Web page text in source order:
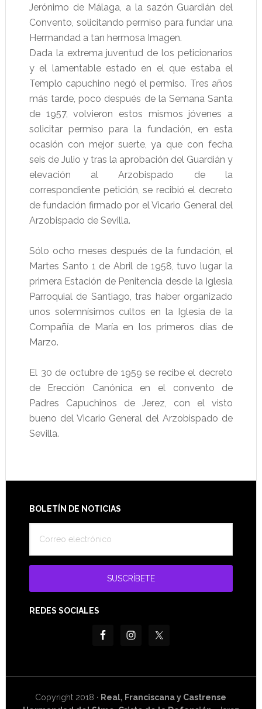
Jerónimo de Málaga, a la sazón Guardián del
Convento, solicitando permiso para fundar una
Hermandad a tan hermosa Imagen.
Dada la extrema juventud de los peticionarios
y el lamentable estado en el que estaba el
Templo capuchino negó el permiso. Tres años
más tarde, poco después de la Semana Santa
de 1957, volvieron estos mismos jóvenes a
solicitar permiso para la fundación, en esta
ocasión con mejor suerte, ya que con fecha
seis de Julio y tras la aprobación del Guardián y
elevación al Arzobispado de la
correspondiente petición, se recibió el decreto
de fundación firmado por el Vicario General del
Arzobispado de Sevilla.
Sólo ocho meses después de la fundación, el
Martes Santo 1 de Abril de 1958, tuvo lugar la
primera Estación de Penitencia desde la Iglesia
Parroquial de Santiago, tras haber organizado
unos solemnísimos cultos en la Iglesia de la
Compañía de María en los primeros días de
Marzo.
El 30 de octubre de 1959 se recibe el decreto
de Erección Canónica en el convento de
Padres Capuchinos de Jerez, con el visto
bueno del Vicario General del Arzobispado de
Sevilla.
Footer
BOLETÍN DE NOTICIAS
REDES SOCIALES
Copyright 2018 · Real, Franciscana y Castrense